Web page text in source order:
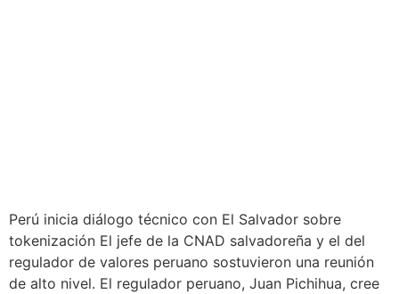
Perú inicia diálogo técnico con El Salvador sobre
tokenización El jefe de la CNAD salvadoreña y el del
regulador de valores peruano sostuvieron una reunión
de alto nivel. El regulador peruano, Juan Pichihua, cree